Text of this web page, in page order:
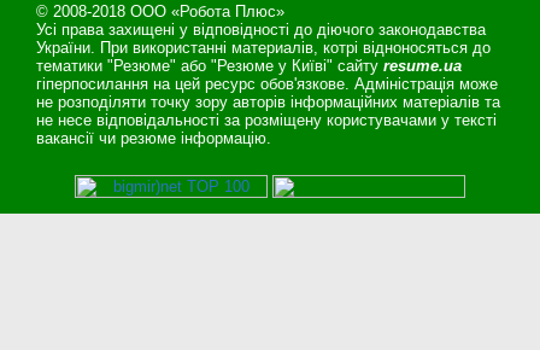
© 2008-2018 ООО «Робота Плюс»
Усі права захищені у відповідності до діючого законодавства
України. При використанні материалів, котрі відноносяться до
тематики "Резюме" або "Резюме у Київі" сайту resume.ua
гіперпосилання на цей ресурс обов'язкове. Адміністрація може
не розподіляти точку зору авторів інформаційних матеріалів та
не несе відповідальності за розміщену користувачами у тексті
вакансії чи резюме інформацію.